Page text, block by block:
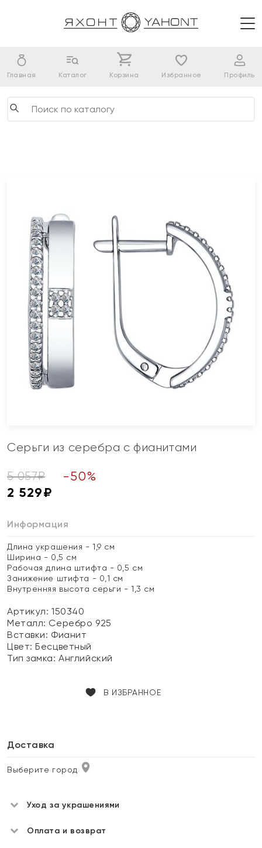
Главная Каталог Корзина Избранное Профиль
Серьги из серебра с фианитами
5 057₽ -50%
2 529₽
Информация
Длина украшения - 1,9 см
Ширина - 0,5 см
Рабочая длина штифта - 0,5 см
Занижение штифта - 0,1 см
Внутренняя высота серьги - 1,3 см
Артикул: 150340
Металл: Серебро 925
Вставки: Фианит
Цвет:Бесцветный
Тип замка:Английский
В ИЗБРАННОЕ
Доставка
Выберите город
Уход за украшениями
Оплата и возврат